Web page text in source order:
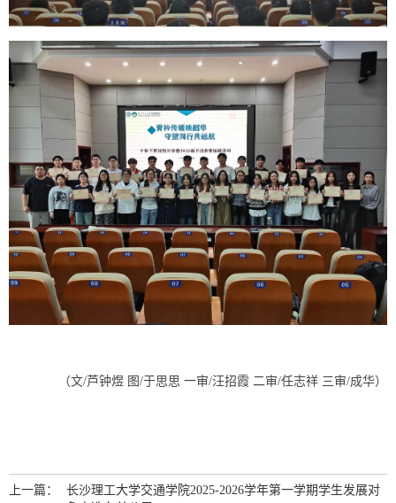
（文/芦钟煜 图/于思思 一审/汪招霞 二审/任志祥 三审/成华）
上一篇：
长沙理工大学交通学院2025-2026学年第一学期学生发展对